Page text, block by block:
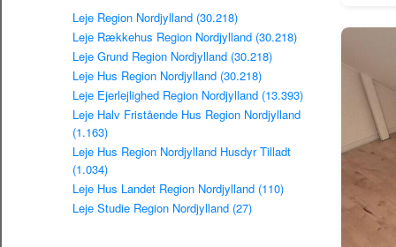
Leje Region Nordjylland (30.218)
Leje Rækkehus Region Nordjylland (30.218)
Leje Grund Region Nordjylland (30.218)
Leje Hus Region Nordjylland (30.218)
Leje Ejerlejlighed Region Nordjylland (13.393)
Leje Halv Fristående Hus Region Nordjylland
(1.163)
Leje Hus Region Nordjylland Husdyr Tilladt
(1.034)
Leje Hus Landet Region Nordjylland (110)
Leje Studie Region Nordjylland (27)